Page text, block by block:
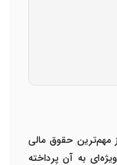
مهم‌ترین حقوق مالی
به آن پرداخته